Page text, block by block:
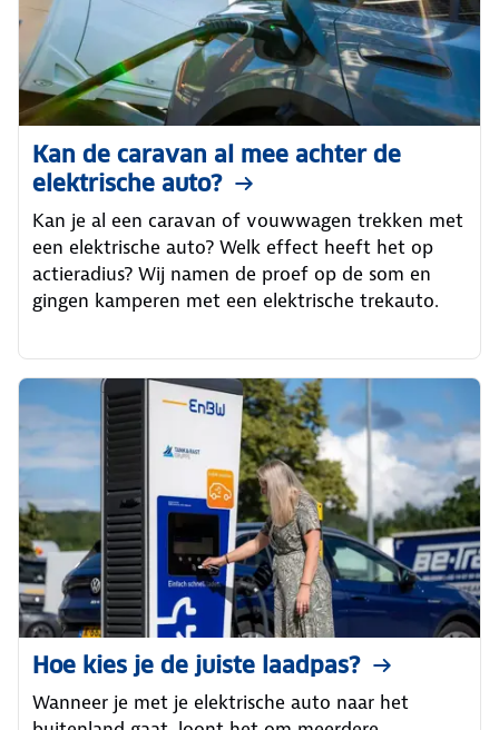
Kan de caravan al mee achter de
elektrische auto?
Kan je al een caravan of vouwwagen trekken met
een elektrische auto? Welk effect heeft het op
actieradius? Wij namen de proef op de som en
gingen kamperen met een elektrische trekauto.
Hoe kies je de juiste laadpas?
Wanneer je met je elektrische auto naar het